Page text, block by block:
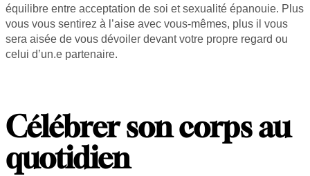
équilibre entre acceptation de soi et sexualité épanouie. Plus
vous vous sentirez à l’aise avec vous-mêmes, plus il vous
sera aisée de vous dévoiler devant votre propre regard ou
celui d’un.e partenaire.
Célébrer son corps au
quotidien